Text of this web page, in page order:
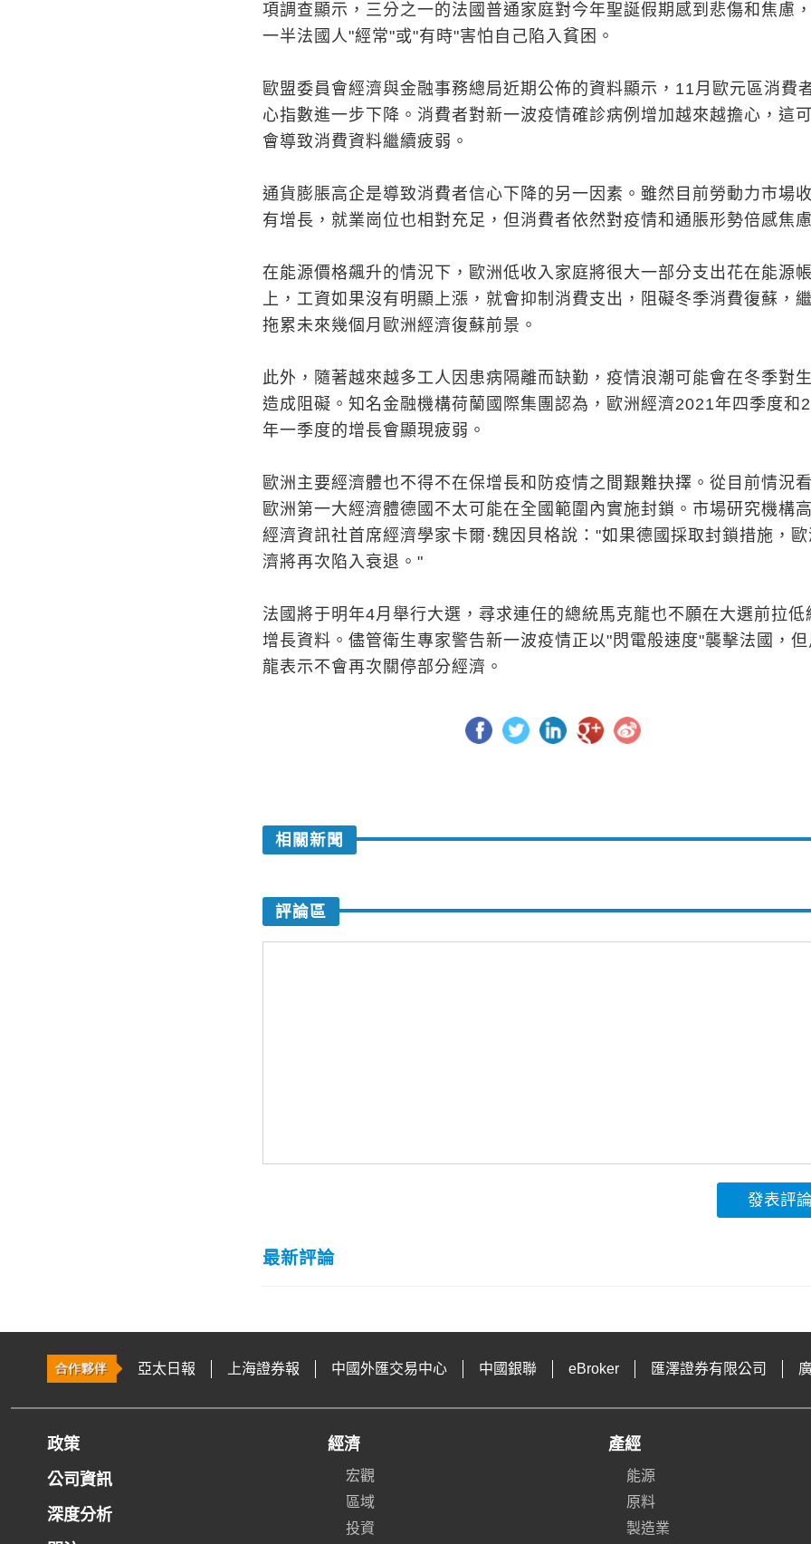
項調查顯示，三分之一的法國普通家庭對今年聖誕假期感到悲傷和焦慮
一半法國人"經常"或"有時"害怕自己陷入貧困。
歐盟委員會經濟與金融事務總局近期公佈的資料顯示，11月歐元區消費
心指數進一步下降。消費者對新一波疫情確診病例增加越來越擔心，這
會導致消費資料繼續疲弱。
通貨膨脹高企是導致消費者信心下降的另一因素。雖然目前勞動力市場
有增長，就業崗位也相對充足，但消費者依然對疫情和通脹形勢倍感焦慮
在能源價格飆升的情況下，歐洲低收入家庭將很大一部分支出花在能源
上，工資如果沒有明顯上漲，就會抑制消費支出，阻礙冬季消費復蘇，
拖累未來幾個月歐洲經濟復蘇前景。
此外，隨著越來越多工人因患病隔離而缺勤，疫情浪潮可能會在冬季對
造成阻礙。知名金融機構荷蘭國際集團認為，歐洲經濟2021年四季度和
年一季度的增長會顯現疲弱。
歐洲主要經濟體也不得不在保增長和防疫情之間艱難抉擇。從目前情況看
歐洲第一大經濟體德國不太可能在全國範圍內實施封鎖。市場研究機構
經濟資訊社首席經濟學家卡爾·魏因貝格說："如果德國採取封鎖措施，歐
濟將再次陷入衰退。"
法國將于明年4月舉行大選，尋求連任的總統馬克龍也不願在大選前拉低
增長資料。儘管衛生專家警告新一波疫情正以"閃電般速度"襲擊法國，
龍表示不會再次關停部分經濟。
相關新聞
評論區
發表評論
最新評論
亞太日報 上海證券報 中國外匯交易中心 中國銀聯 eBroker 匯澤證券有限公司
政策
公司資訊
深度分析
經濟
宏觀
區域
投資
產經
能源
原料
製造業